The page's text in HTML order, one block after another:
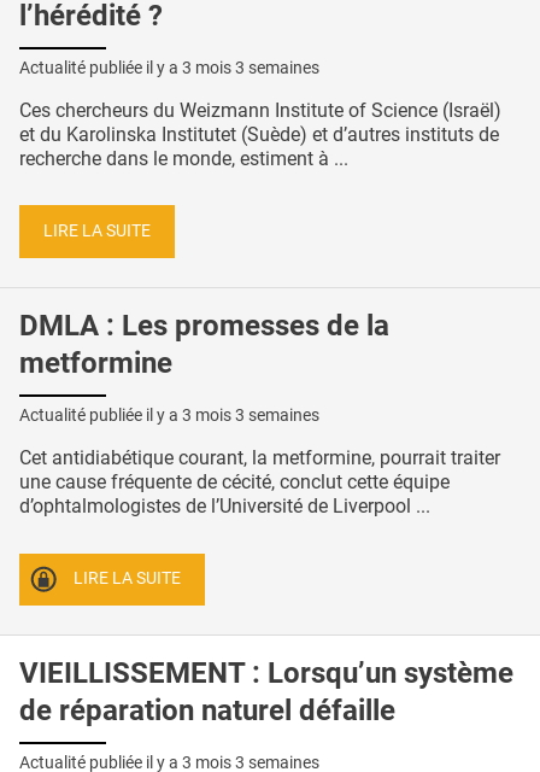
l’hérédité ?
Actualité publiée il y a 3 mois 3 semaines
Ces chercheurs du Weizmann Institute of Science (Israël)
et du Karolinska Institutet (Suède) et d’autres instituts de
recherche dans le monde, estiment à ...
LIRE LA SUITE
DMLA : Les promesses de la
metformine
Actualité publiée il y a 3 mois 3 semaines
Cet antidiabétique courant, la metformine, pourrait traiter
une cause fréquente de cécité, conclut cette équipe
d’ophtalmologistes de l’Université de Liverpool ...
LIRE LA SUITE
VIEILLISSEMENT : Lorsqu’un système
de réparation naturel défaille
Actualité publiée il y a 3 mois 3 semaines